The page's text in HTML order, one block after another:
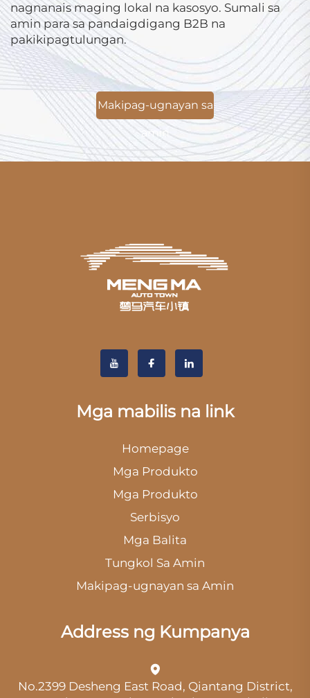
nagnanais maging lokal na kasosyo. Sumali sa
amin para sa pandaigdigang B2B na
pakikipagtulungan.
Makipag-ugnayan sa
amin
Mga mabilis na link
Homepage
Mga Produkto
Mga Produkto
Serbisyo
Mga Balita
Tungkol Sa Amin
Makipag-ugnayan sa Amin
Address ng Kumpanya
No.2399 Desheng East Road, Qiantang District,